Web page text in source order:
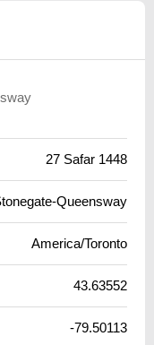
27 Safar 1448
Queensway
America/Toronto
43.63552
-79.50113